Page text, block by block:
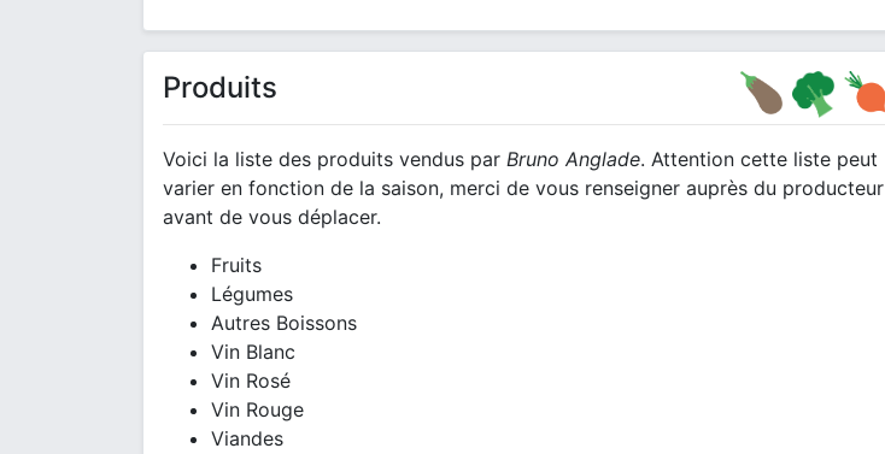
Produits
Voici la liste des produits vendus par Bruno Anglade. Attention cette liste peut
varier en fonction de la saison, merci de vous renseigner auprès du producteur
avant de vous déplacer.
Fruits
Légumes
Autres Boissons
Vin Blanc
Vin Rosé
Vin Rouge
Viandes